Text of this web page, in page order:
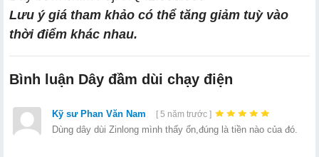
Lưu ý giá tham khảo có thể tăng giảm tuỳ vào
thời điểm khác nhau.
Bình luận Dây đầm dùi chạy điện
Kỹ sư Phan Văn Nam [ 5 năm trước ]
Dùng dây dùi Zinlong mình thấy ổn,đúng là tiền nào của đó.